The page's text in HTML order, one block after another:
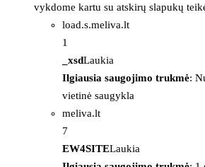
vykdome kartu su atskirų slapukų
load.s.meliva.lt
1
_xsdLaukia
Ilgiausia saugojimo trukmė:
vietinė saugykla
meliva.lt
7
EW4SITELaukia